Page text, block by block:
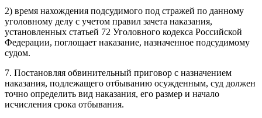
2) время нахождения подсудимого под стражей по данному
уголовному делу с учетом правил зачета наказания,
установленных статьей 72 Уголовного кодекса Российской
Федерации, поглощает наказание, назначенное подсудимому
судом.
7. Постановляя обвинительный приговор с назначением
наказания, подлежащего отбыванию осужденным, суд должен
точно определить вид наказания, его размер и начало
исчисления срока отбывания.